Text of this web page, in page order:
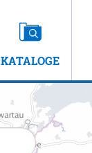
KATALOGE